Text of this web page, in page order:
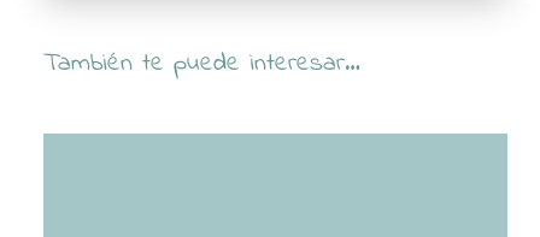
También te puede interesar…